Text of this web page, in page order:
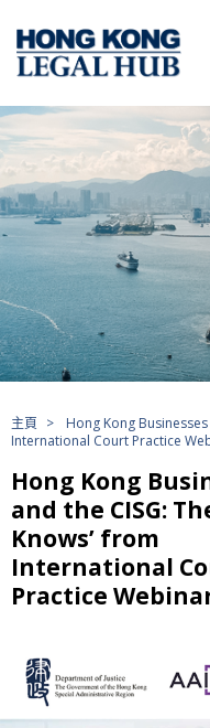
主頁 >
Hong Kong Businesses
International Court Practice
Hong Kong
and the CISG:
Knows’ from
International
Practice